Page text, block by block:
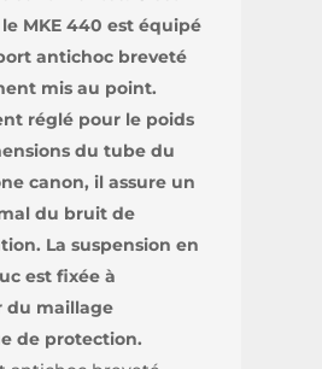
MKE 440 est équipé
antichoc breveté
mis au point.
réglé pour le poids
du tube du
canon, il assure un
du bruit de
La suspension en
est fixée à
du maillage
de protection.